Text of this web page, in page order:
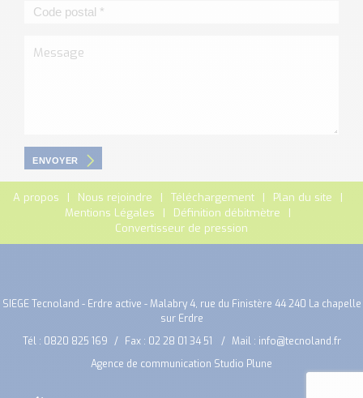
ENVOYER
A propos Nous rejoindre Téléchargement
Plan du site
Mentions Légales
Définition débitmètre
Convertisseur de pression
SIEGE Tecnoland - Erdre active - Malabry 4, rue du Finistère 44 240 La chapelle
sur Erdre
Tél : 0820 825 169 Fax : 02 28 01 34 51 Mail : info@tecnoland.fr
Agence de communication Studio Plune